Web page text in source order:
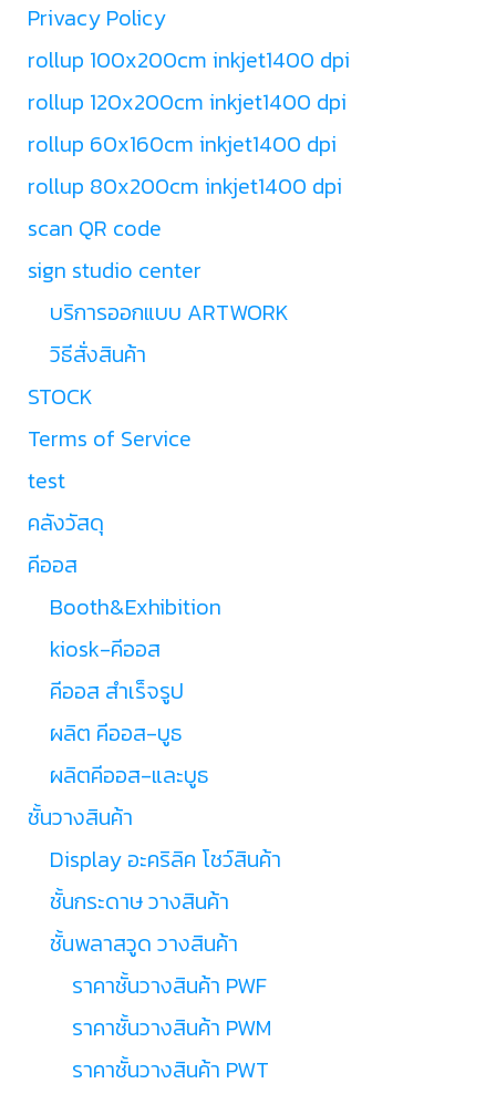
Privacy Policy
rollup 100x200cm inkjet1400 dpi
rollup 120x200cm inkjet1400 dpi
rollup 60x160cm inkjet1400 dpi
rollup 80x200cm inkjet1400 dpi
scan QR code
sign studio center
บริการออกแบบ ARTWORK
วิธีสั่งสินค้า
STOCK
Terms of Service
test
คลังวัสดุ
คีออส
Booth&Exhibition
kiosk-คีออส
คีออส สำเร็จรูป
ผลิต คีออส-บูธ
ผลิตคีออส-และบูธ
ชั้นวางสินค้า
Display อะคริลิค โชว์สินค้า
ชั้นกระดาษ วางสินค้า
ชั้นพลาสวูด วางสินค้า
ราคาชั้นวางสินค้า PWF
ราคาชั้นวางสินค้า PWM
ราคาชั้นวางสินค้า PWT